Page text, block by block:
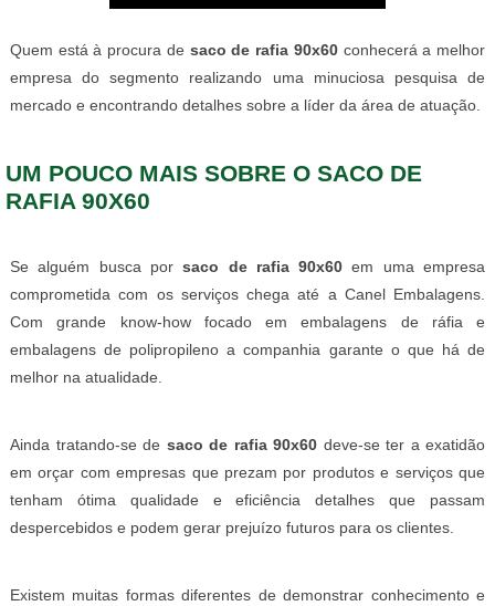
Quem está à procura de saco de rafia 90x60conhecerá a melhor
empresa do segmento realizando uma minuciosa pesquisa de
mercado e encontrando detalhes sobre a líder da área de atuação.
UM POUCO MAIS SOBRE O SACO DE
RAFIA 90X60
Se alguém busca porsaco de rafia 90x60 em uma empresa
comprometida com os serviços chega até a Canel Embalagens.
Com grande know-how focado em embalagens de ráfia e
embalagens de polipropileno a companhia garante o que há de
melhor na atualidade.
Ainda tratando-se de saco de rafia 90x60 deve-se ter a exatidão
em orçar com empresas que prezam por produtos e serviços que
tenham ótima qualidade e eficiência detalhes que passam
despercebidos e podem gerar prejuízo futuros para os clientes.
Existem muitas formas diferentes de demonstrar conhecimento e